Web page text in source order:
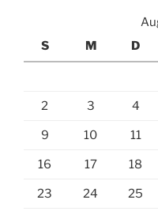
S
M D
2 3 4
9 10 11
16 17 18
23 24 25